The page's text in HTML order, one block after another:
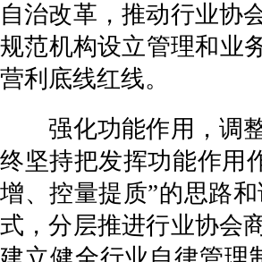
自治改革，推动行业协
规范机构设立管理和业
营利底线红线。
强化功能作用，调整
终坚持把发挥功能作用
增、控量提质”的思路
式，分层推进行业协会